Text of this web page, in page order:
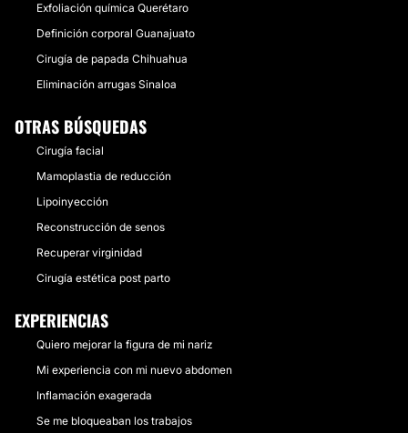
Exfoliación química Querétaro
Definición corporal Guanajuato
Cirugía de papada Chihuahua
Eliminación arrugas Sinaloa
OTRAS BÚSQUEDAS
Cirugía facial
Mamoplastia de reducción
Lipoinyección
Reconstrucción de senos
Recuperar virginidad
Cirugía estética post parto
EXPERIENCIAS
Quiero mejorar la figura de mi nariz
Mi experiencia con mi nuevo abdomen
Inflamación exagerada
Se me bloqueaban los trabajos